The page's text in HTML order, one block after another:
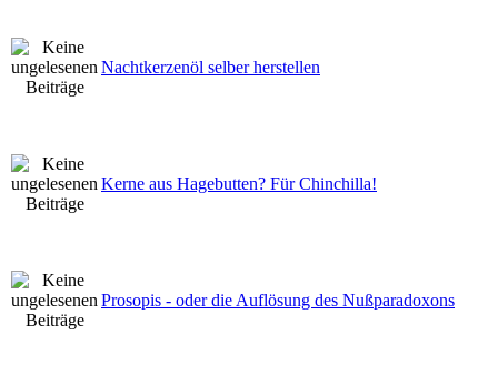
Nachtkerzenöl selber herstellen
Kerne aus Hagebutten? Für Chinchilla!
Prosopis - oder die Auflösung des Nußparadoxons